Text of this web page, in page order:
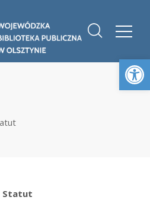
Statut